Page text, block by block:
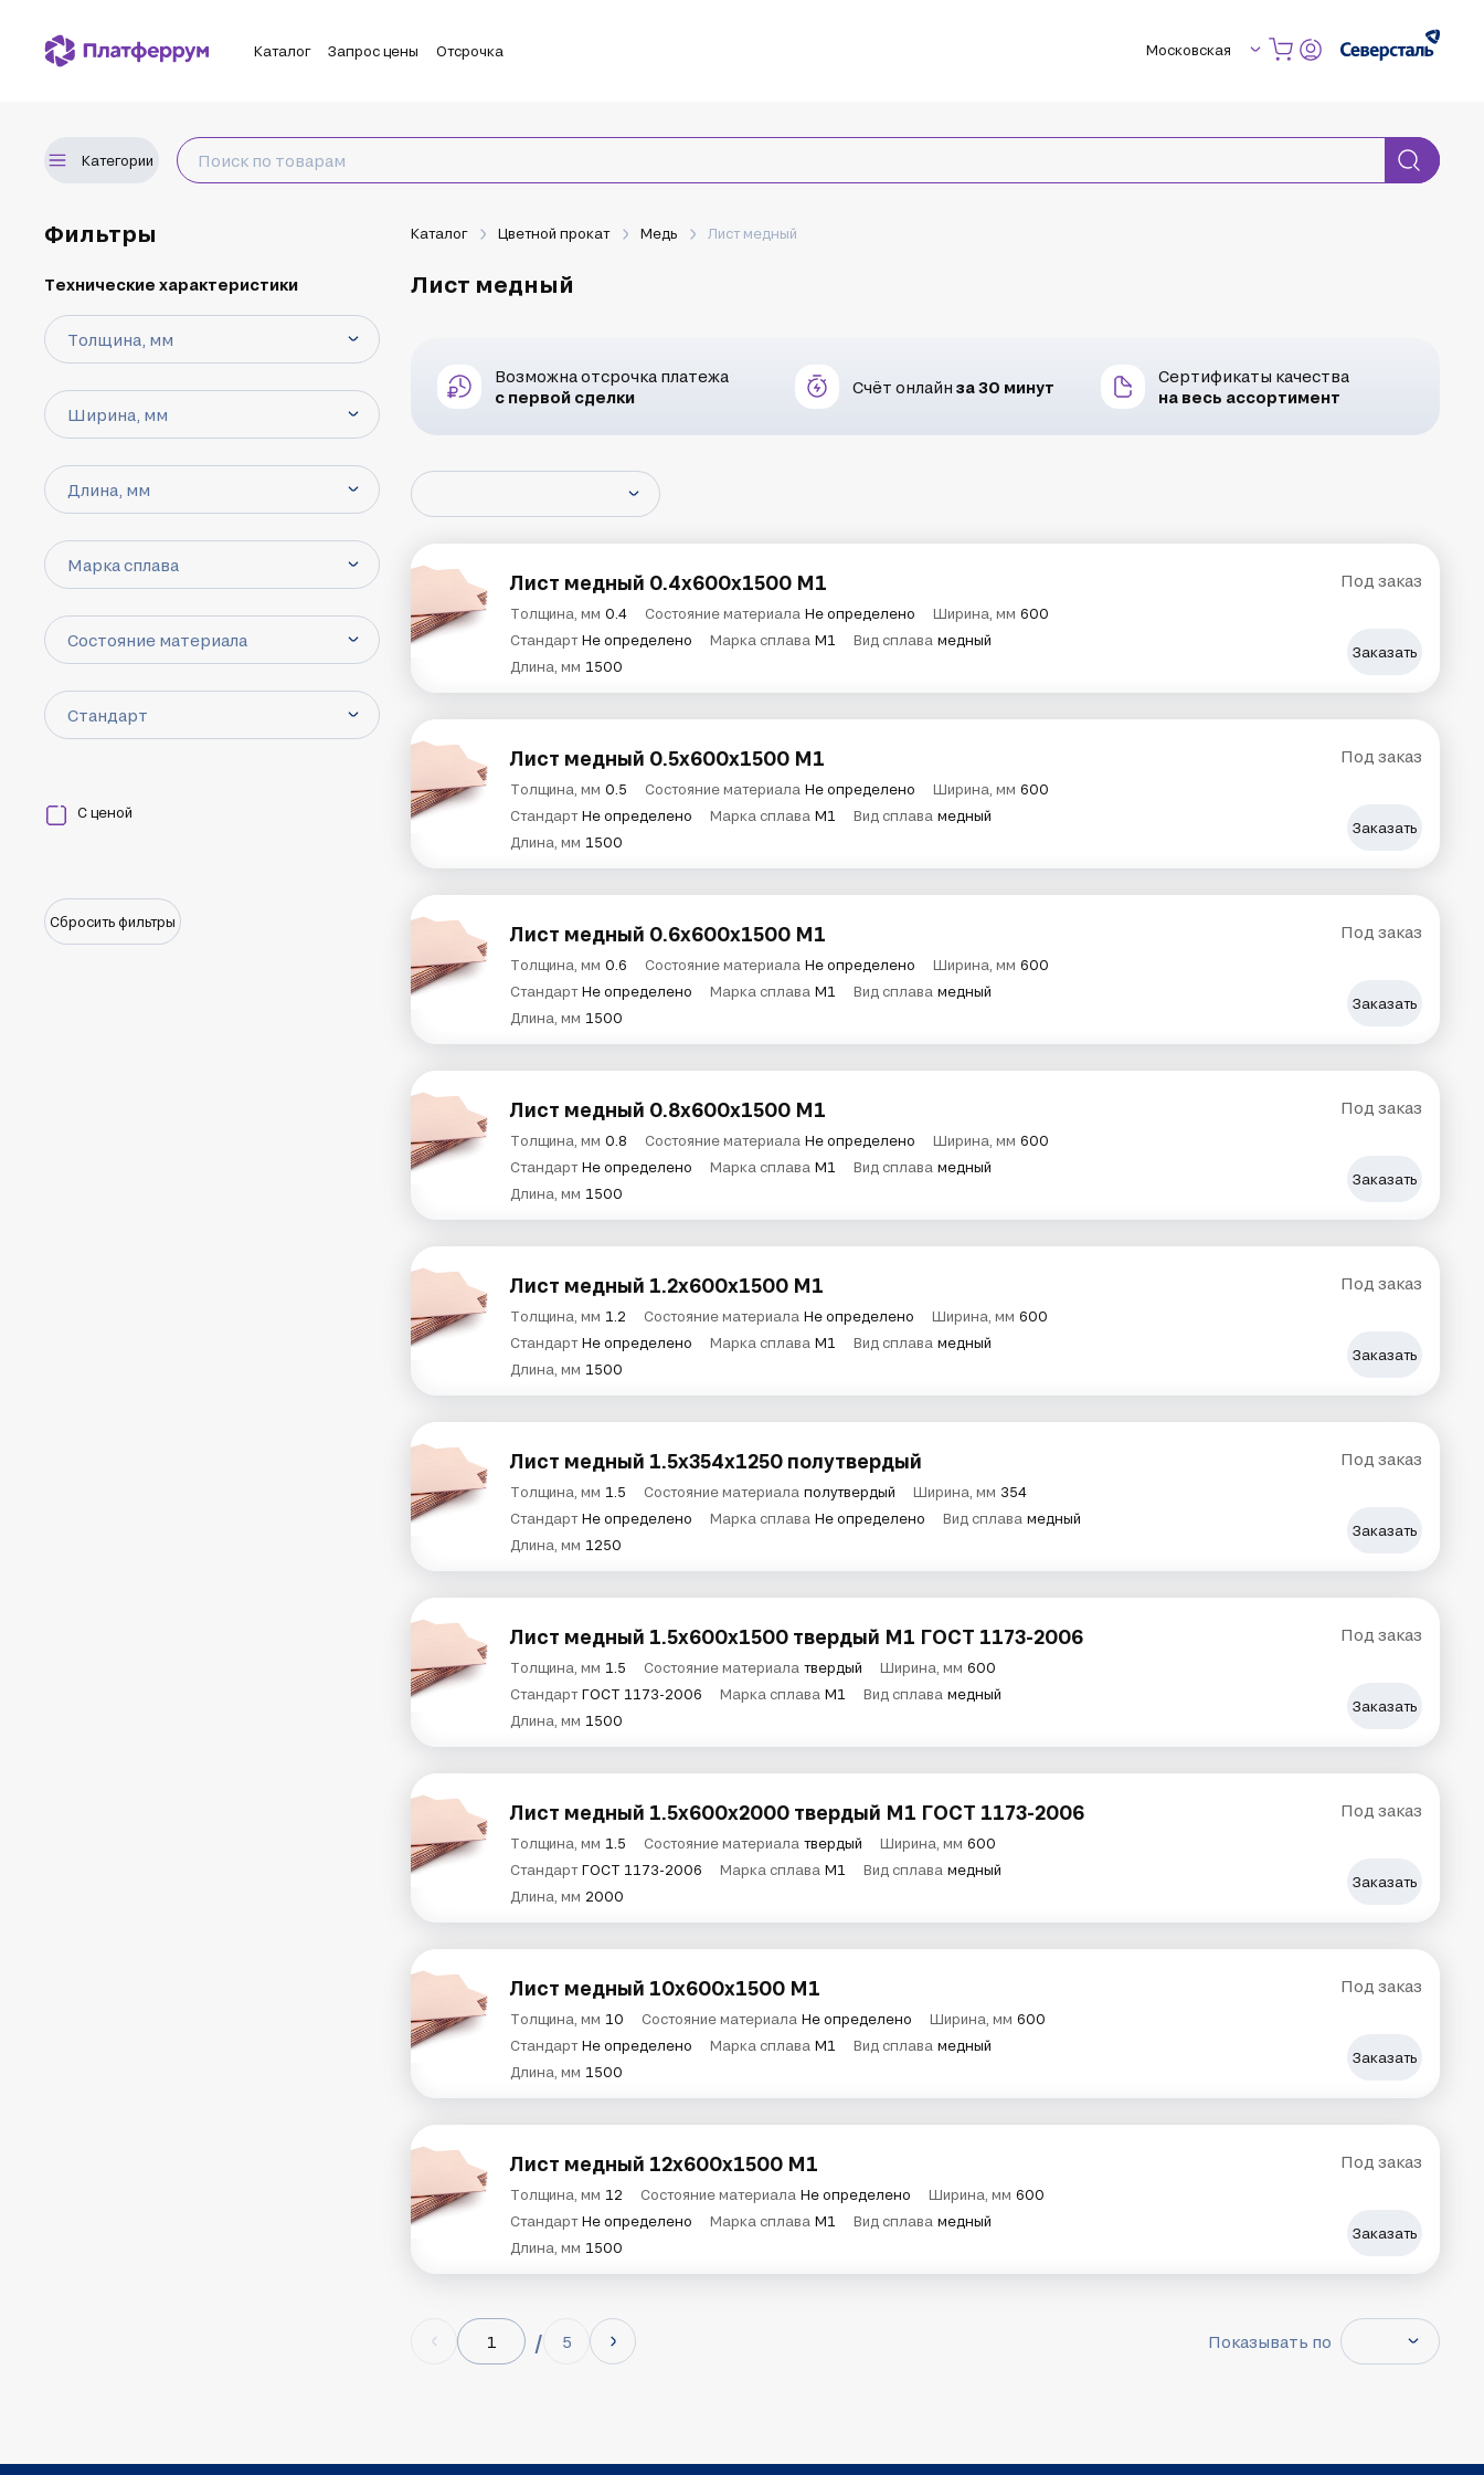
Каталог Запрос цены Отсрочка Московская
Категории
Фильтры
Технические характеристики
Толщина, мм
Ширина, мм
Длина, мм
Марка сплава
Состояние материала
Стандарт
С ценой
Сбросить фильтры
Каталог Цветной прокат Медь Лист медный
Лист медный
Возможна отсрочка платежа
с первой сделки
Счёт онлайнза 30 минут
Сертификаты качества
на весь ассортимент
Лист медный 0.4х600х1500 М1
Толщина, мм 0.4 Состояние материала Не определено Ширина, мм 600
Стандарт Не определено Марка сплава М1 Вид сплава медный
Длина, мм 1500
Под заказ
Заказать
Лист медный 0.5х600х1500 М1
Толщина, мм 0.5 Состояние материала Не определено Ширина, мм 600
Стандарт Не определено Марка сплава М1 Вид сплава медный
Длина, мм 1500
Под заказ
Заказать
Лист медный 0.6х600х1500 М1
Толщина, мм 0.6 Состояние материала Не определено Ширина, мм 600
Стандарт Не определено Марка сплава М1 Вид сплава медный
Длина, мм 1500
Под заказ
Заказать
Лист медный 0.8х600х1500 М1
Толщина, мм 0.8 Состояние материала Не определено Ширина, мм 600
Стандарт Не определено Марка сплава М1 Вид сплава медный
Длина, мм 1500
Под заказ
Заказать
Лист медный 1.2х600х1500 М1
Толщина, мм 1.2 Состояние материала Не определено Ширина, мм 600
Стандарт Не определено Марка сплава М1 Вид сплава медный
Длина, мм 1500
Под заказ
Заказать
Лист медный 1.5х354х1250 полутвердый
Толщина, мм 1.5 Состояние материала полутвердый Ширина, мм 354
Стандарт Не определено Марка сплава Не определено Вид сплава медный
Длина, мм 1250
Под заказ
Заказать
Лист медный 1.5х600х1500 твердый М1 ГОСТ 1173-2006
Толщина, мм 1.5 Состояние материала твердый Ширина, мм 600
Стандарт ГОСТ 1173-2006 Марка сплава М1 Вид сплава медный
Длина, мм 1500
Под заказ
Заказать
Лист медный 1.5х600х2000 твердый М1 ГОСТ 1173-2006
Толщина, мм 1.5 Состояние материала твердый Ширина, мм 600
Стандарт ГОСТ 1173-2006 Марка сплава М1 Вид сплава медный
Длина, мм 2000
Под заказ
Заказать
Лист медный 10х600х1500 М1
Толщина, мм 10 Состояние материала Не определено Ширина, мм 600
Стандарт Не определено Марка сплава М1 Вид сплава медный
Длина, мм 1500
Под заказ
Заказать
Лист медный 12х600х1500 М1
Толщина, мм 12 Состояние материала Не определено Ширина, мм 600
Стандарт Не определено Марка сплава М1 Вид сплава медный
Длина, мм 1500
Под заказ
Заказать
5 Показывать по